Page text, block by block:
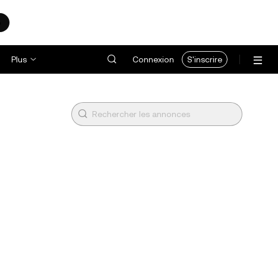
Plus Connexion S'inscrire